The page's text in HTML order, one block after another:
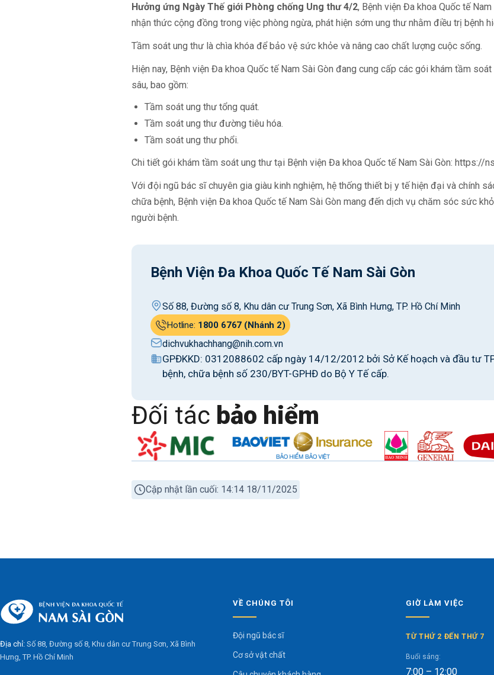
Hưởng ứng Ngày Thế giới Phòng chống Ung thư 4/2, Bệnh viện Đa khoa Quốc tế
nhận thức cộng đồng trong việc phòng ngừa, phát hiện sớm ung thư nhằm điều trị bệnh
Tầm soát ung thư là chìa khóa để bảo vệ sức khỏe và nâng cao chất lượng cuộc sống.
Hiện nay, Bệnh viện Đa khoa Quốc tế Nam Sài Gòn đang cung cấp các gói khám tầm
sâu, bao gồm:
Tầm soát ung thư tổng quát.
Tầm soát ung thư đường tiêu hóa.
Tầm soát ung thư phổi.
Chi tiết gói khám tầm soát ung thư tại Bệnh viện Đa khoa Quốc tế Nam Sài Gòn: https://
Với đội ngũ bác sĩ chuyên gia giàu kinh nghiệm, hệ thống thiết bị y tế hiện đại và chính
chữa bệnh, Bệnh viện Đa khoa Quốc tế Nam Sài Gòn mang đến dịch vụ chăm sóc sức
người bệnh.
Bệnh Viện Đa Khoa Quốc Tế Nam Sài Gòn
Số 88, Đường số 8, Khu dân cư Trung Sơn, Xã Bình Hưng, TP. Hồ Chí Minh
Hotline: 1800 6767 (Nhánh 2)
dichvukhachhang@nih.com.vn
GPĐKKD: 0312088602 cấp ngày 14/12/2012 bởi Sở Kế hoạch và đầu tư
bệnh, chữa bệnh số 230/BYT-GPHĐ do Bộ Y Tế cấp.
Đối tác bảo hiểm
Cập nhật lần cuối: 14:14 18/11/2025
Địa chỉ: Số 88, Đường số 8, Khu dân cư Trung Sơn, Xã Bình
Hưng, TP. Hồ Chí Minh
VỀ CHÚNG TÔI
Đội ngũ bác sĩ
Cơ sở vật chất
GIỜ LÀM VIỆC
TỪ THỨ 2 ĐẾN THỨ 7
Buổi sáng:
7:00 – 12:00